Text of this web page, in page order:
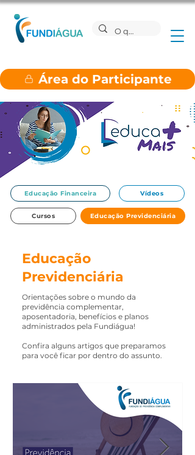
Área do Participante
Educação Financeira Vídeos
Cursos Educação Previdenciária
Educação
Previdenciária
Orientações sobre o mundo da
previdência complementar,
aposentadoria, benefícios e planos
administrados pela Fundiágua!
Confira alguns artigos que preparamos
para você ficar por dentro do assunto.